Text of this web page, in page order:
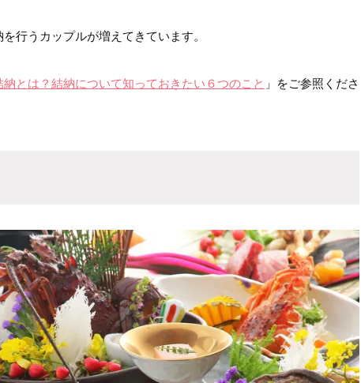
行うカップルが増えてきています。
納とは？結納について知っておきたい６つのこと 」をご参照くださ